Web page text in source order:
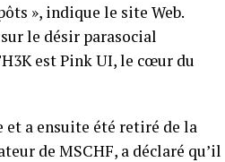
», indique le site Web.
le désir parasocial
est Pink UI, le cœur du
et a ensuite été retiré de la
de MSCHF, a déclaré qu’il